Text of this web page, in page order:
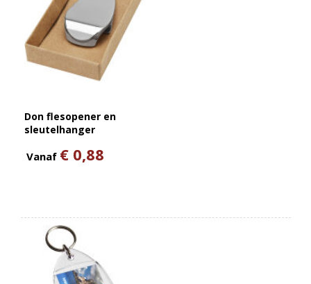
Don flesopener en
sleutelhanger
Vanaf € 0,88